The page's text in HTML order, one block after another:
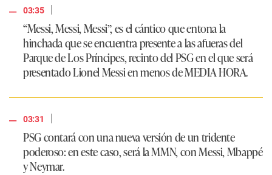
03:35
|
“Messi, Messi, Messi”, es el cántico que entona la
hinchada que se encuentra presente a las afueras del
Parque de Los Príncipes, recinto del PSG en el que será
presentado Lionel Messi en menos de MEDIA HORA.
03:31
|
PSG contará con una nueva versión de un tridente
poderoso: en este caso, será la MMN, con Messi, Mbappé
y Neymar.